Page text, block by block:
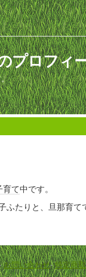
プロフィ
育て中です。
ふたりと、旦那育
お問い合わせ-特定商